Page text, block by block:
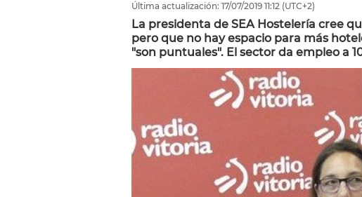
Última actualización: 17/07/2019 11:12 (UTC+2)
La presidenta de SEA Hostelería cree
pero que no hay espacio para más
"son puntuales". El sector da empleo a